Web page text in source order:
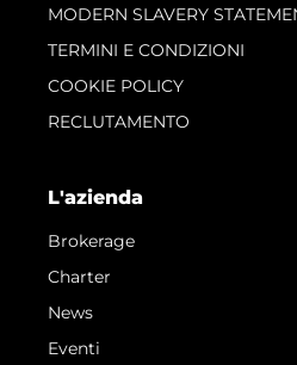
MODERN SLAVERY
TERMINI E CONDIZIONI
COOKIE POLICY
RECLUTAMENTO
L'azienda
Brokerage
Charter
News
Eventi